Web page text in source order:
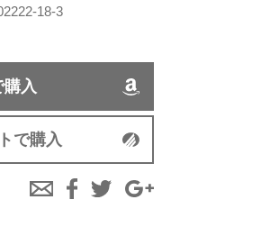
18-3
入
で購入